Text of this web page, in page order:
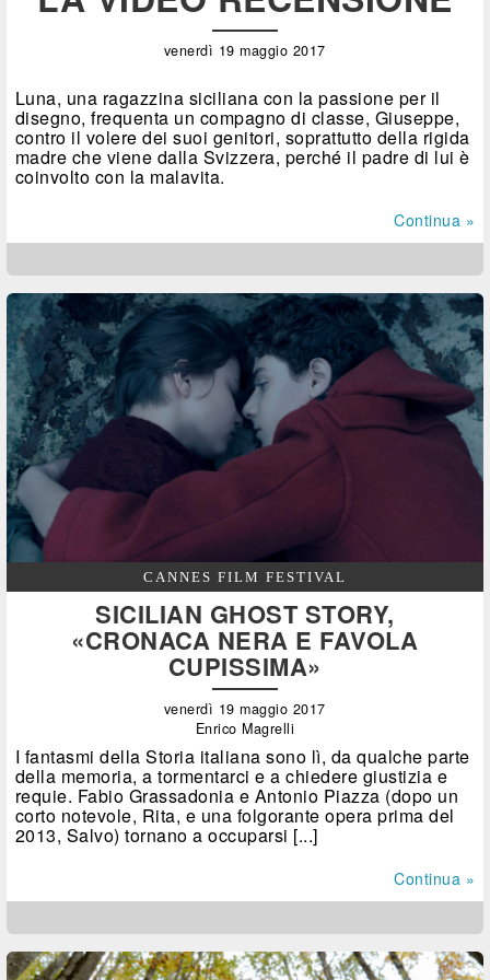
venerdì 19 maggio 2017
Luna, una ragazzina siciliana con la passione per il
disegno, frequenta un compagno di classe, Giuseppe,
contro il volere dei suoi genitori, soprattutto della rigida
madre che viene dalla Svizzera, perché il padre di lui è
coinvolto con la malavita.
Continua »
CANNES FILM FESTIVAL
SICILIAN GHOST STORY,
«CRONACA NERA E FAVOLA
CUPISSIMA»
venerdì 19 maggio 2017
Enrico Magrelli
I fantasmi della Storia italiana sono lì, da qualche parte
della memoria, a tormentarci e a chiedere giustizia e
requie. Fabio Grassadonia e Antonio Piazza (dopo un
corto notevole, Rita, e una folgorante opera prima del
2013, Salvo) tornano a occuparsi [...]
Continua »